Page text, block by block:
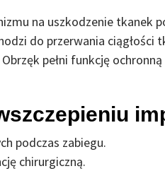
na uszkodzenie tkanek
do przerwania ciągłości
pełni funkcję
podczas zabiegu.
chirurgiczną.